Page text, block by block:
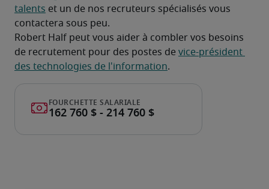
talents et un de nos recruteurs spécialisés vous
contactera sous peu.
Robert Half peut vous aider à combler vos besoins
de recrutement pour des postes de vice-président
des technologies de l'information.